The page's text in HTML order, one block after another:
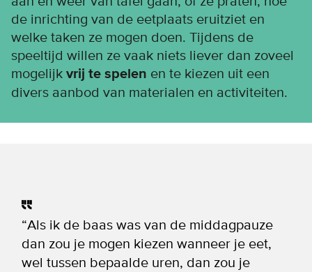
de inrichting van de eetplaats eruitziet en
welke taken ze mogen doen. Tijdens de
speeltijd willen ze vaak niets liever dan zoveel
mogelijk vrij te spelen en te kiezen uit een
divers aanbod van materialen en activiteiten.
“Als ik de baas was van de middagpauze
dan zou je mogen kiezen wanneer je eet,
wel tussen bepaalde uren, dan zou je